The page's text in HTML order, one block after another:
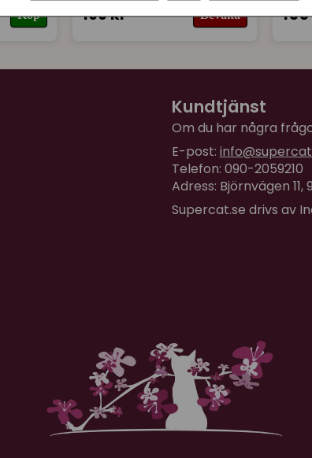
Köp 199 kr Bevaka
Kundtjänst
Om du har några
E-post:
Telefon: 090-2059210
Adress: Björnvägen 11,
Supercat.se drivs av